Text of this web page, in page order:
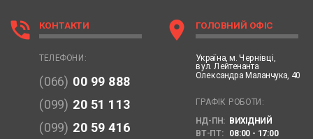
phone_in_talk КОНТАКТИ
ТЕЛЕФОНИ:
(066) 00 99 888
(099) 20 51 113
(099) 20 59 416
location_on ГОЛОВНИЙ ОФІС
Україна, м. Чернівці,
вул. Лейтенанта
Олександра Маланчука, 40
ГРАФІК РОБОТИ:
НД-ПН: ВИХІДНИЙ
ВТ-ПТ:
08:00 - 17:00